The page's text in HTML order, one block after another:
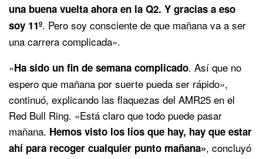
una buena vuelta ahora en la Q2. Y gracias a eso
soy 11º. Pero soy consciente de que mañana va a ser
una carrera complicada».
«Ha sido un fin de semana complicado. Así que no
espero que mañana por suerte pueda ser rápido»,
continuó, explicando las flaquezas del AMR25 en el
Red Bull Ring. «Está claro que todo puede pasar
mañana. Hemos visto los líos que hay, hay que estar
ahí para recoger cualquier punto mañana», concluyó